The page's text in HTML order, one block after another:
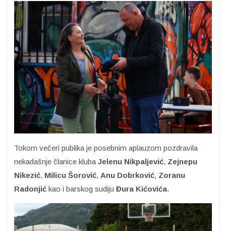
Tokom večeri publika je posebnim aplauzom pozdravila
nekadašnje članice kluba Jelenu Nikpaljević, Zejnepu
Nikezić, Milicu Šorović, Anu Dobrković, Zoranu
Radonjić kao i barskog sudiju Đura Kićovića.